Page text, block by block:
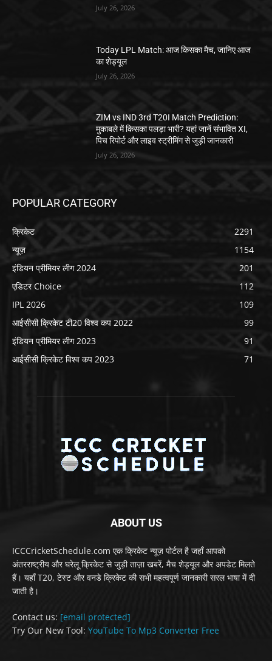
July 26, 2026
Today LPL Match: आज किसका मैच, जानिए आज
का शेड्यूल
July 26, 2026
ZIM vs IND 3rd T20I Match Prediction:
मुकाबले में किसका पलड़ा भारी? यहां जानें संभावित XI,
पिच रिपोर्ट और लाइव स्ट्रीमिंग से जुड़ी जानकारी
July 26, 2026
POPULAR CATEGORY
क्रिकेट
2291
न्यूज़
1154
इंडियन प्रीमियर लीग 2024
201
एडिटर Choice
112
IPL 2026
109
आईसीसी क्रिकेट टी20 विश्व कप 2022
99
इंडियन प्रीमियर लीग 2023
91
आईसीसी क्रिकेट विश्व कप 2023
71
ABOUT US
ICCCricketSchedule.com एक क्रिकेट न्यूज़ पोर्टल है जहाँ आपको
अंतरराष्ट्रीय और घरेलू क्रिकेट से जुड़ी ताज़ा खबरें, मैच शेड्यूल और अपडेट मिलते
हैं। यहाँ T20, टेस्ट और वनडे क्रिकेट की सभी महत्वपूर्ण जानकारी सरल भाषा में दी
जाती है।
Contact us: [email protected]
Try Our New Tool: YouTube To Mp3 Converter Free